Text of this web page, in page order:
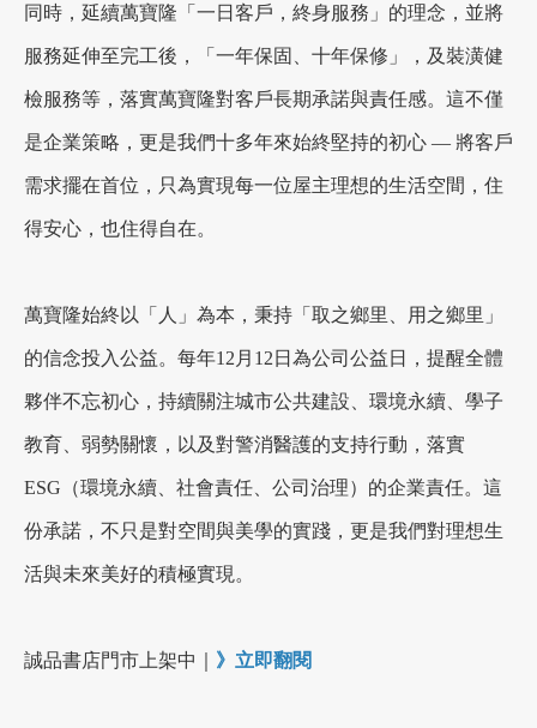
同時，延續萬寶隆「一日客戶，終身服務」的理念，並將
服務延伸至完工後，「一年保固、十年保修」，及裝潢健
檢服務等，落實萬寶隆對客戶長期承諾與責任感。這不僅
是企業策略，更是我們十多年來始終堅持的初心 — 將客戶
需求擺在首位，只為實現每一位屋主理想的生活空間，住
得安心，也住得自在。
萬寶隆始終以「人」為本，秉持「取之鄉里、用之鄉里」
的信念投入公益。每年12月12日為公司公益日，提醒全體
夥伴不忘初心，持續關注城市公共建設、環境永續、學子
教育、弱勢關懷，以及對警消醫護的支持行動，落實
ESG（環境永續、社會責任、公司治理）的企業責任。這
份承諾，不只是對空間與美學的實踐，更是我們對理想生
活與未來美好的積極實現。
誠品書店門市上架中｜ 》立即翻閱